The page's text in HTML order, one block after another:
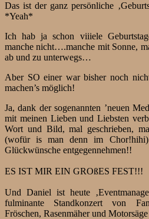
Das ist der ganz persönliche
*Yeah*
Ich hab ja schon viiiele
manche nicht….manche mit Sonne,
ab und zu unterwegs…
Aber SO einer war bisher noch
machen’s möglich!
Ja, dank der sogenannten ’neuen
mit meinen Lieben und Liebsten
Wort und Bild, mal geschrieben,
(wofür is man denn im
Glückwünsche entgegennehmen!!
ES IST MIR EIN GROßES FEST!!!
Und Daniel ist heute
fulminante Standkonzert von
Fröschen, Rasenmäher und